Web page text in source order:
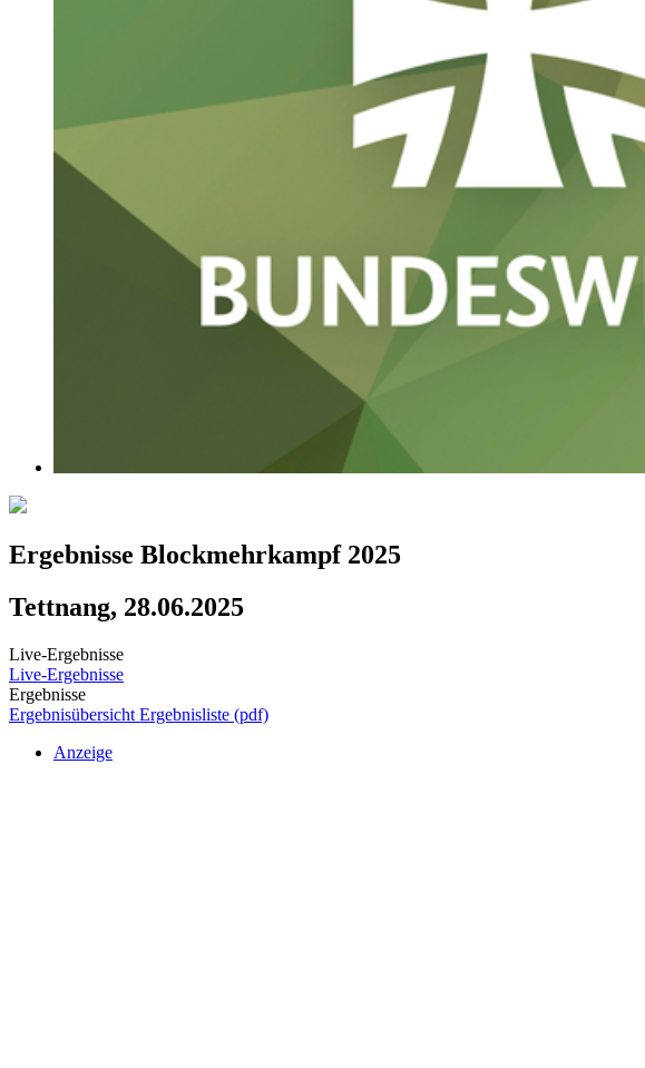
Ergebnisse Blockmehrkampf 2025
Tettnang, 28.06.2025
Live-Ergebnisse
Live-Ergebnisse
Ergebnisse
Ergebnisübersicht Ergebnisliste (pdf)
Anzeige